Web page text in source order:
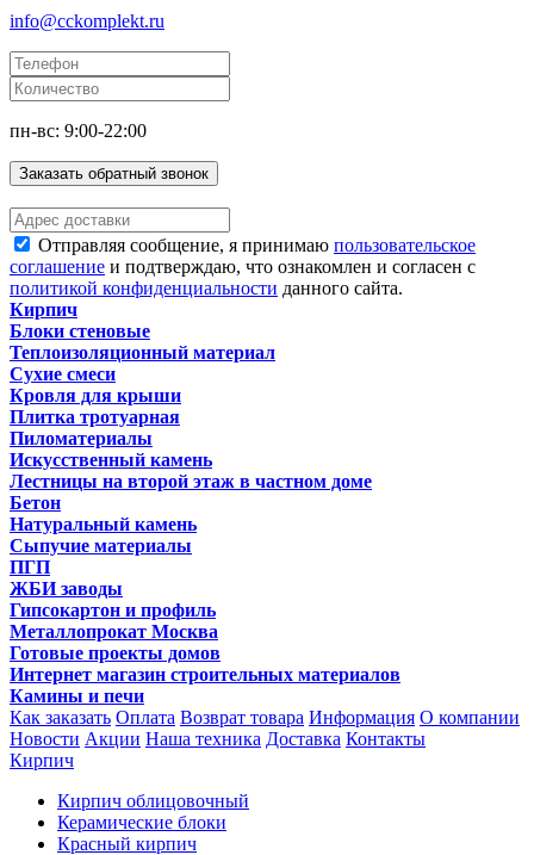
info@cckomplekt.ru
пн-вс: 9:00-22:00
Заказать обратный звонок
Отправляя сообщение, я принимаю пользовательское
соглашение и подтверждаю, что ознакомлен и согласен с
политикой конфиденциальности данного сайта.
Кирпич
Блоки стеновые
Теплоизоляционный материал
Сухие смеси
Кровля для крыши
Плитка тротуарная
Пиломатериалы
Искусственный камень
Лестницы на второй этаж в частном доме
Бетон
Натуральный камень
Сыпучие материалы
ПГП
ЖБИ заводы
Гипсокартон и профиль
Металлопрокат Москва
Готовые проекты домов
Интернет магазин строительных материалов
Камины и печи
Как заказать Оплата Возврат товара Информация О компании
Новости Акции Наша техника Доставка Контакты
Кирпич
Кирпич облицовочный
Керамические блоки
Красный кирпич